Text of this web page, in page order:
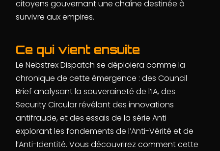
citoyens gouvernant une chaîne destinée à
survivre aux empires.
Ce qui vient ensuite
Le Nebstrex Dispatch se déploiera comme la
chronique de cette émergence : des Council
Brief analysant la souveraineté de l’IA, des
Security Circular révélant des innovations
antifraude, et des essais de la série Anti
explorant les fondements de l’Anti-Vérité et de
l’Anti-Identité. Vous découvrirez comment cette